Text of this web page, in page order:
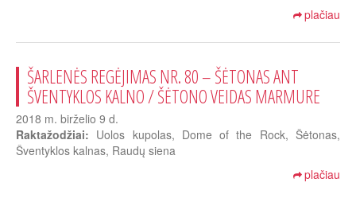
plačiau
ŠARLENĖS REGĖJIMAS NR. 80 – ŠĖTONAS ANT
ŠVENTYKLOS KALNO / ŠĖTONO VEIDAS MARMURE
2018 m. birželio 9 d.
Raktažodžiai: Uolos kupolas, Dome of the Rock, Šėtonas,
Šventyklos kalnas, Raudų siena
plačiau